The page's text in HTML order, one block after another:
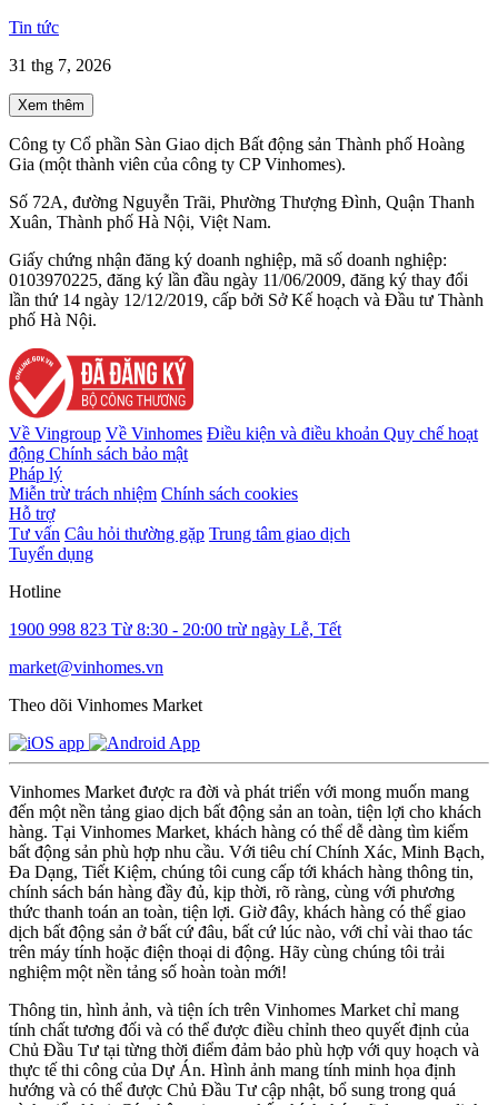
Tin tức
31 thg 7, 2026
Xem thêm
Công ty Cổ phần Sàn Giao dịch Bất động sản Thành phố Hoàng
Gia (một thành viên của công ty CP Vinhomes).
Số 72A, đường Nguyễn Trãi, Phường Thượng Đình, Quận Thanh
Xuân, Thành phố Hà Nội, Việt Nam.
Giấy chứng nhận đăng ký doanh nghiệp, mã số doanh nghiệp:
0103970225, đăng ký lần đầu ngày 11/06/2009, đăng ký thay đổi
lần thứ 14 ngày 12/12/2019, cấp bởi Sở Kế hoạch và Đầu tư Thành
phố Hà Nội.
Về Vingroup Về Vinhomes Điều kiện và điều khoản Quy chế hoạt
động Chính sách bảo mật
Pháp lý
Miễn trừ trách nhiệm Chính sách cookies
Hỗ trợ
Tư vấn Câu hỏi thường gặp Trung tâm giao dịch
Tuyển dụng
Hotline
1900 998 823 Từ 8:30 - 20:00 trừ ngày Lễ, Tết
market@vinhomes.vn
Theo dõi Vinhomes Market
Vinhomes Market được ra đời và phát triển với mong muốn mang
đến một nền tảng giao dịch bất động sản an toàn, tiện lợi cho khách
hàng. Tại Vinhomes Market, khách hàng có thể dễ dàng tìm kiếm
bất động sản phù hợp nhu cầu. Với tiêu chí Chính Xác, Minh Bạch,
Đa Dạng, Tiết Kiệm, chúng tôi cung cấp tới khách hàng thông tin,
chính sách bán hàng đầy đủ, kịp thời, rõ ràng, cùng với phương
thức thanh toán an toàn, tiện lợi. Giờ đây, khách hàng có thể giao
dịch bất động sản ở bất cứ đâu, bất cứ lúc nào, với chỉ vài thao tác
trên máy tính hoặc điện thoại di động. Hãy cùng chúng tôi trải
nghiệm một nền tảng số hoàn toàn mới!
Thông tin, hình ảnh, và tiện ích trên Vinhomes Market chỉ mang
tính chất tương đối và có thể được điều chỉnh theo quyết định của
Chủ Đầu Tư tại từng thời điểm đảm bảo phù hợp với quy hoạch và
thực tế thi công của Dự Án. Hình ảnh mang tính minh họa định
hướng và có thể được Chủ Đầu Tư cập nhật, bổ sung trong quá